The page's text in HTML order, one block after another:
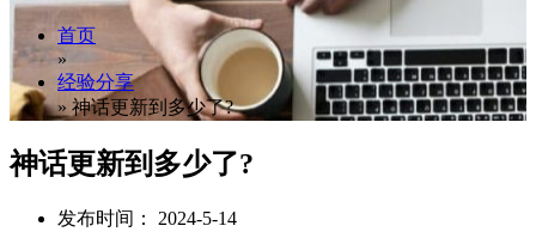
首页
»
经验分享
» 神话更新到多少了?
神话更新到多少了?
发布时间： 2024-5-14